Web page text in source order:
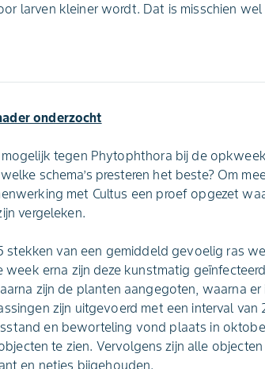
larven kleiner wordt. Dat is misschien
onderzocht
mogelijk tegen Phytophthora bij de
schema’s presteren het beste? Om
met Cultus een proef opgezet
vergeleken.
stekken van een gemiddeld gevoelig ras
erna zijn deze kunstmatig
zijn de planten aangegoten, waarna
zijn uitgevoerd met een interval van
en beworteling vond plaats in
te zien. Vervolgens zijn alle
en netjes bijgehouden.